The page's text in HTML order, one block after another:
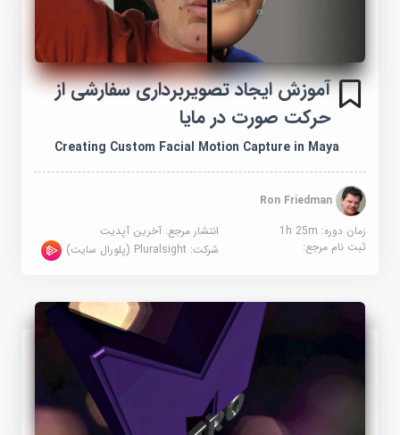
آموزش ایجاد تصویربرداری سفارشی از
حرکت صورت در مایا
Creating Custom Facial Motion Capture in Maya
Ron Friedman
زمان دوره: 1h 25m
انتشار مرجع:آخرین آپدیت
ثبت نام مرجع:
شرکت:Pluralsight (پلورال سایت)